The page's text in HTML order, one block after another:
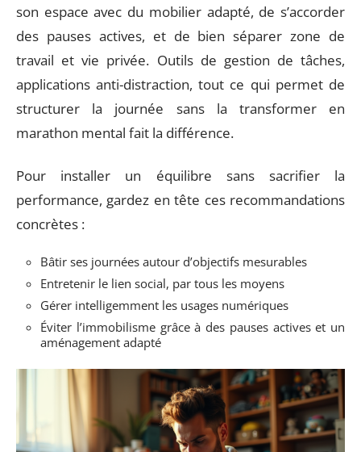
son espace avec du mobilier adapté, de s’accorder
des pauses actives, et de bien séparer zone de
travail et vie privée. Outils de gestion de tâches,
applications anti-distraction, tout ce qui permet de
structurer la journée sans la transformer en
marathon mental fait la différence.
Pour installer un équilibre sans sacrifier la
performance, gardez en tête ces recommandations
concrètes :
Bâtir ses journées autour d’objectifs mesurables
Entretenir le lien social, par tous les moyens
Gérer intelligemment les usages numériques
Éviter l’immobilisme grâce à des pauses actives et un
aménagement adapté